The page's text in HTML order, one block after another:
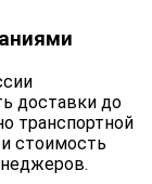
доставки до
транспортной
стоимость